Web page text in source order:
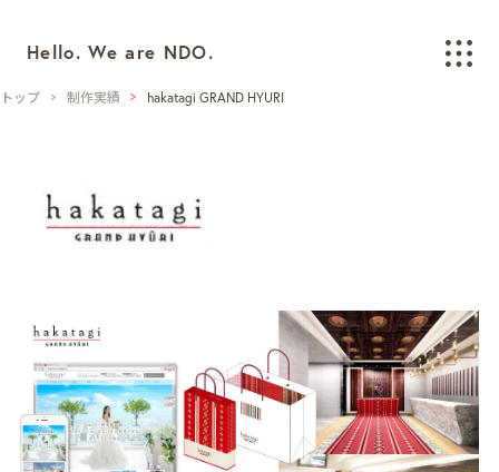
Hello. We are NDO.
WORKS
BRANDINGブランディング
GRAPHIC
PACKAGINGパッケージデザイン
WEBウェブデザイン
トップ 制作実績 hakatagi GRAND HYURI